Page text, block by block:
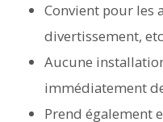
Convient pour les
divertissement,
Aucune
immédiatement
Prend également